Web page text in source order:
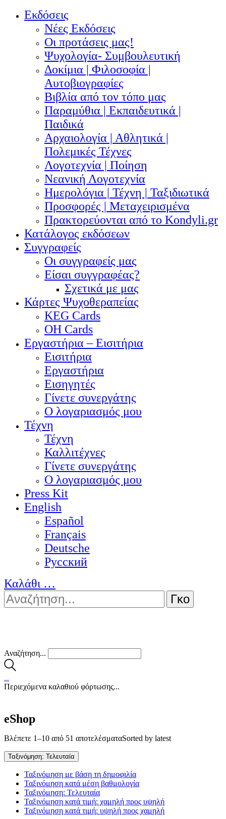
Εκδόσεις
Νέες Εκδόσεις
Οι προτάσεις μας!
Ψυχολογία- Συμβουλευτική
Δοκίμια | Φιλοσοφία |
Αυτοβιογραφίες
Βιβλία από τον τόπο μας
Παραμύθια | Εκπαιδευτικά |
Παιδικά
Αρχαιολογία | Αθλητικά |
Πολεμικές Τέχνες
Λογοτεχνία | Ποίηση
Νεανική Λογοτεχνία
Ημερολόγια | Τέχνη | Ταξιδιωτικά
Προσφορές | Μεταχειρισμένα
Πρακτορεύονται από το Kondyli.gr
Κατάλογος εκδόσεων
Συγγραφείς
Οι συγγραφείς μας
Είσαι συγγραφέας?
Σχετικά με μας
Κάρτες Ψυχοθεραπείας
KEG Cards
OH Cards
Εργαστήρια – Εισιτήρια
Εισιτήρια
Εργαστήρια
Εισηγητές
Γίνετε συνεργάτης
Ο λογαριασμός μου
Τέχνη
Τέχνη
Καλλιτέχνες
Γίνετε συνεργάτης
Ο λογαριασμός μου
Press Kit
English
Español
Français
Deutsche
Pусский
Καλάθι …
Αναζήτηση...
Περιεχόμενα καλαθιού φόρτωσης...
eShop
Βλέπετε 1–10 από 51 αποτελέσματαSorted by latest
Ταξινόμηση: Τελευταία
Ταξινόμηση με βάση τη δημοφιλία
Ταξινόμηση κατά μέση βαθμολογία
Ταξινόμηση: Τελευταία
Ταξινόμηση κατά τιμή: χαμηλή προς υψηλή
Ταξινόμηση κατά τιμή: υψηλή προς χαμηλή